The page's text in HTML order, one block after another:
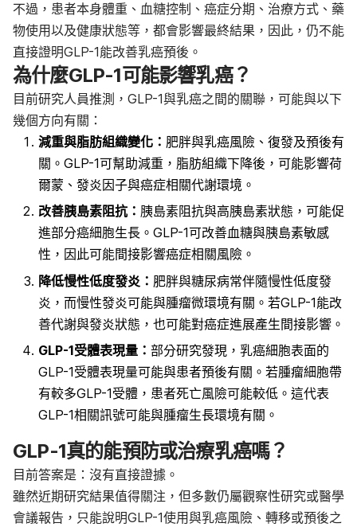
不過，患者本身體重、血糖控制、癌症分期、治療方式、藥
物使用以及健康狀態等，都會影響最終結果，因此，仍不能
直接證明GLP-1能改善乳癌預後。
為什麼GLP-1可能影響乳癌？
目前研究人員推測，GLP-1與乳癌之間的關聯，可能與以下
幾個方向有關：
減重與脂肪組織變化： 肥胖與乳癌風險、復發及預後有
關。GLP-1可幫助減重，脂肪組織下降後，可能影響荷
爾蒙、發炎因子與癌症相關代謝環境。
改善胰島素阻抗： 胰島素阻抗與高胰島素狀態，可能促
進部分癌細胞生長。GLP-1可改善血糖與胰島素敏感
性，因此可能間接影響癌症相關風險。
降低慢性低度發炎： 肥胖與糖尿病常伴隨慢性低度發
炎，而慢性發炎可能與腫瘤微環境有關。若GLP-1能改
善代謝與發炎狀態，也可能對癌症進展產生間接影響。
GLP-1受體表現量： 部分研究發現，乳癌細胞表面的
GLP-1受體表現量可能與患者預後有關。若腫瘤細胞帶
有較多GLP-1受體，患者死亡風險可能較低。這代表
GLP-1相關訊號可能與腫瘤生長環境有關。
GLP-1真的能預防或治療乳癌嗎？
目前答案是：沒有直接證據。
雖然近期研究結果值得關注，但多數仍屬觀察性研究或醫學
會議報告，只能說明GLP-1使用與乳癌風險、轉移或預後之